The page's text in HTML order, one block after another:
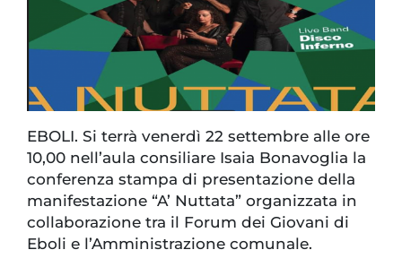
EBOLI. Si terrà venerdì 22 settembre alle ore
10,00 nell’aula consiliare Isaia Bonavoglia la
conferenza stampa di presentazione della
manifestazione “A’ Nuttata” organizzata in
collaborazione tra il Forum dei Giovani di
Eboli e l’Amministrazione comunale.